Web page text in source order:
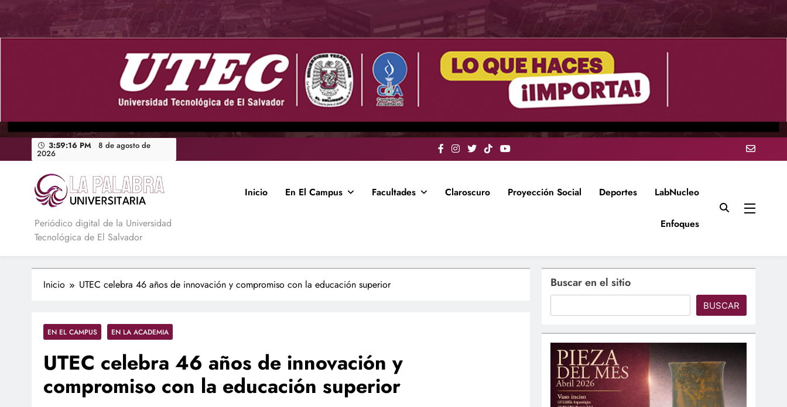
contenido
3:59:17 PM 8 de agosto de 2026
La Palabra Universitaria
Periódico digital de la Universidad
Tecnológica de El Salvador
Inicio En El Campus Facultades Claroscuro Proyección Social Deportes LabNucleo
Enfoques
Inicio UTEC celebra 46 años de innovación y compromiso con la educación superior
EN EL CAMPUS EN LA ACADEMIA
UTEC celebra 46 años de innovación y
compromiso con la educación superior
Buscar en el sitio
BUSCAR